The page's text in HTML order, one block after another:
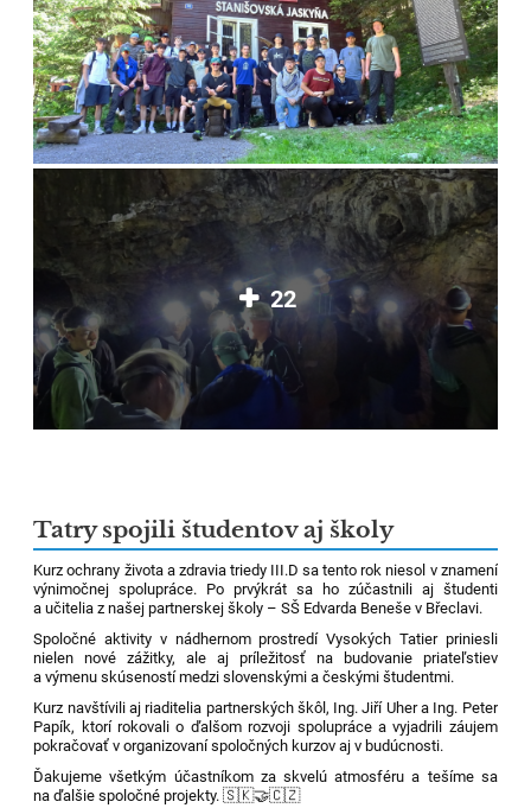
22
Tatry spojili študentov aj školy
Kurz ochrany života a zdravia triedy III.D sa tento rok niesol v znamení
výnimočnej spolupráce. Po prvýkrát sa ho zúčastnili aj študenti
a učitelia z našej partnerskej školy – SŠ Edvarda Beneše v Břeclavi.
Spoločné aktivity v nádhernom prostredí Vysokých Tatier priniesli
nielen nové zážitky, ale aj príležitosť na budovanie priateľstiev
a výmenu skúseností medzi slovenskými a českými študentmi.
Kurz navštívili aj riaditelia partnerských škôl, Ing. Jiří Uher a Ing. Peter
Papík, ktorí rokovali o ďalšom rozvoji spolupráce a vyjadrili záujem
pokračovať v organizovaní spoločných kurzov aj v budúcnosti.
Ďakujeme všetkým účastníkom za skvelú atmosféru a tešíme sa
na ďalšie spoločné projekty. 🇸🇰🤝🇨🇿